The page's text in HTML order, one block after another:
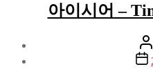
아이시어 –
Post
date